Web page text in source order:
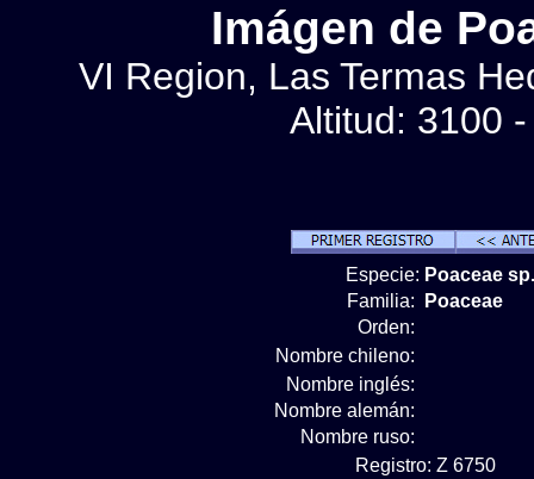
Imágen de
VI Region, Las Termas
Altitud: 3100
Especie: Poaceae
Familia:
Poaceae
Orden:
Nombre chileno:
Nombre inglés:
Nombre alemán:
Nombre ruso:
Registro: Z 6750